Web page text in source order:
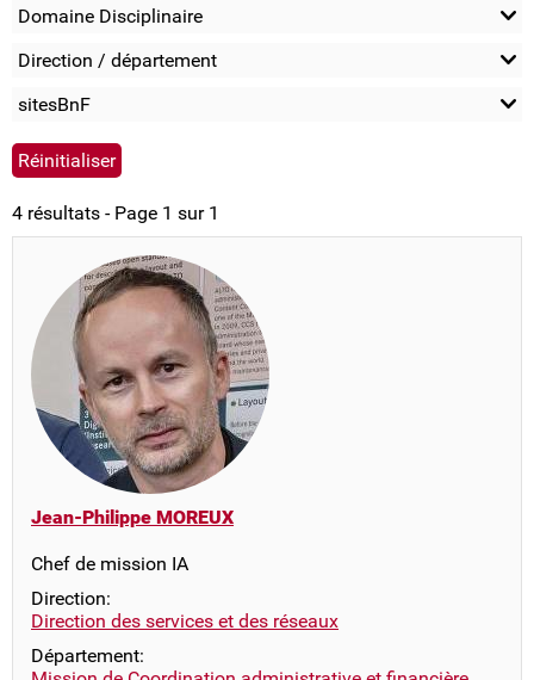
Domaine Disciplinaire
Direction / département
sitesBnF
4 résultats - Page 1 sur 1
Jean-Philippe MOREUX
Chef de mission IA
Direction:
Direction des services et des réseaux
Département: